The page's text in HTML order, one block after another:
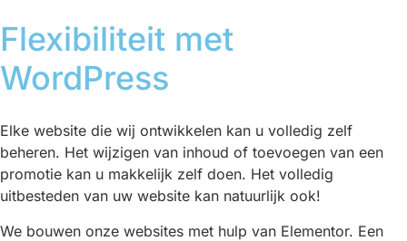
Flexibiliteit met
WordPress
Elke website die wij ontwikkelen kan u volledig zelf
beheren. Het wijzigen van inhoud of toevoegen van een
promotie kan u makkelijk zelf doen. Het volledig
uitbesteden van uw website kan natuurlijk ook!
We bouwen onze websites met hulp van Elementor. Een